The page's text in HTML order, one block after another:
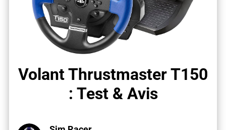
Volant Thrustmaster T150
: Test & Avis